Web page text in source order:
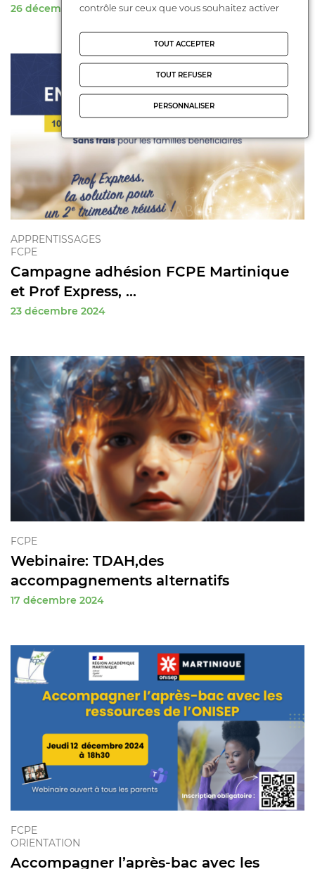
26 décembre 2024
APPRENTISSAGES
FCPE
Campagne adhésion FCPE Martinique
et Prof Express, ...
23 décembre 2024
FCPE
Webinaire: TDAH,des
accompagnements alternatifs
17 décembre 2024
FCPE
ORIENTATION
Accompagner l’après-bac avec les
contrôle sur ceux que vous souhaitez activer
TOUT ACCEPTER
TOUT REFUSER
PERSONNALISER